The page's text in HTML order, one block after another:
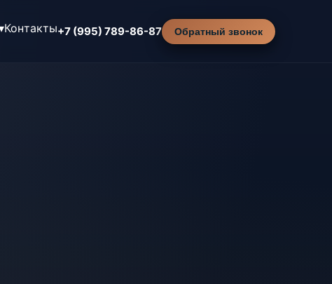
Контакты+7 (995) 789-86-87 Обратный звонок